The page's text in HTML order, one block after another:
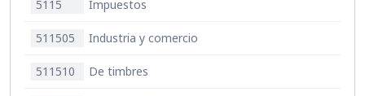
5115 Impuestos
511505 Industria y comercio
511510 De timbres